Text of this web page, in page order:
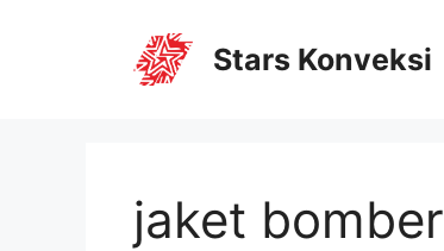
Stars Konveksi
jaket bomber